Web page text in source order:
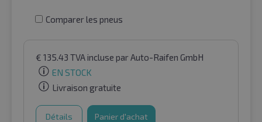
Comparer les pneus
€ 135.43 TVA incluse par Auto-Raifen GmbH
EN STOCK
Livraison gratuite
Détails Panier d'achat